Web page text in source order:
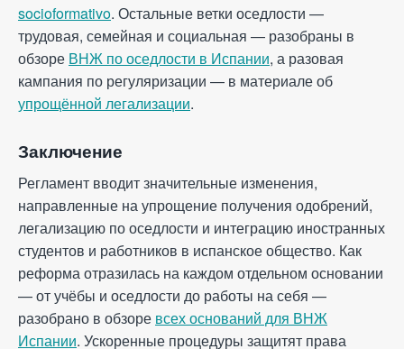
socioformativo. Остальные ветки оседлости —
трудовая, семейная и социальная — разобраны в
обзоре ВНЖ по оседлости в Испании, а разовая
кампания по регуляризации — в материале об
упрощённой легализации.
Заключение
Регламент вводит значительные изменения,
направленные на упрощение получения одобрений,
легализацию по оседлости и интеграцию иностранных
студентов и работников в испанское общество. Как
реформа отразилась на каждом отдельном основании
— от учёбы и оседлости до работы на себя —
разобрано в обзоре всех оснований для ВНЖ
Испании. Ускоренные процедуры защитят права